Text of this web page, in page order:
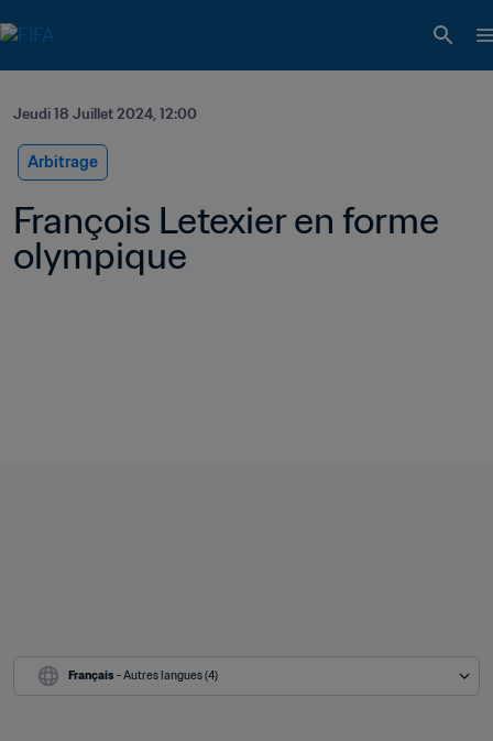
Jeudi 18 Juillet 2024, 12:00
Arbitrage
François Letexier en forme
olympique
Français - Autres langues (4)